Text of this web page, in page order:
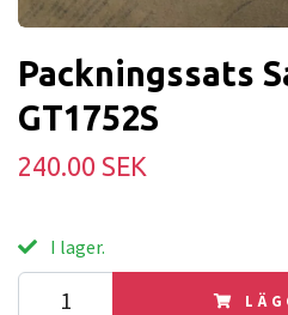
Packningssats
GT1752S
240.00 SEK
I lager.